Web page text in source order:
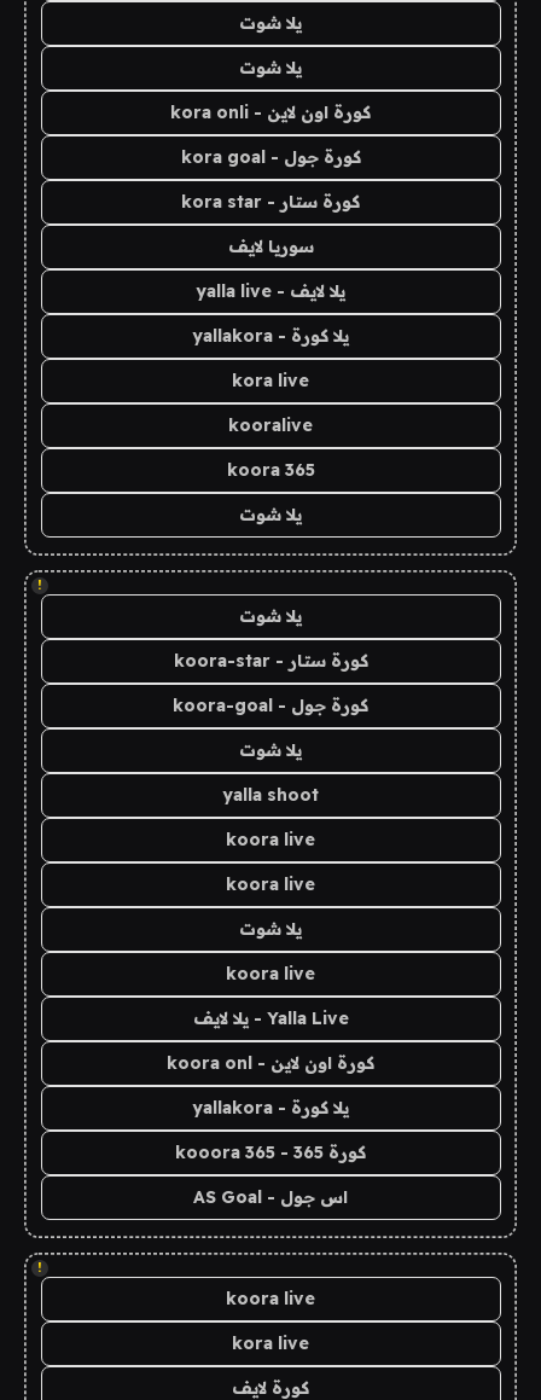
يلا شوت
يلا شوت
كورة اون لاين - kora onli
كورة جول - kora goal
كورة ستار - kora star
سوريا لايف
يلا لايف - yalla live
يلا كورة - yallakora
kora live
kooralive
koora 365
يلا شوت
!
يلا شوت
كورة ستار - koora-star
كورة جول - koora-goal
يلا شوت
yalla shoot
koora live
koora live
يلا شوت
koora live
Yalla Live - يلا لايف
كورة اون لاين - koora onl
يلا كورة - yallakora
كورة 365 - kooora 365
اس جول - AS Goal
!
koora live
kora live
كورة لايف